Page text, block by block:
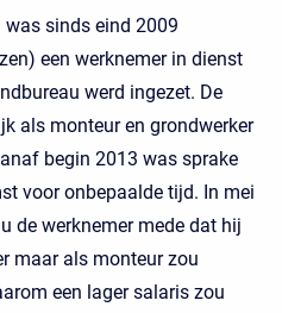
sinds eind 2009
een werknemer in dienst
werd ingezet. De
als monteur en grondwerker
begin 2013 was sprake
voor onbepaalde tijd. In mei
de werknemer mede dat hij
maar als monteur zou
een lager salaris zou